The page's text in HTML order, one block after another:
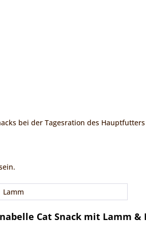
bei der Tagesration des
Lamm
Cat Snack mit Lamm &